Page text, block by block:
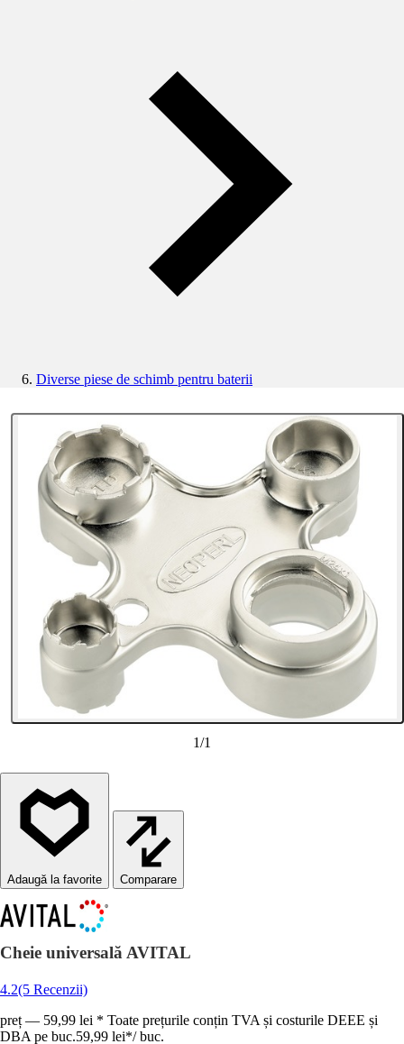
Diverse piese de schimb pentru baterii
1/1
Comparare
Cheie universală AVITAL
4.2(5 Recenzii)
preț — 59,99 lei * Toate prețurile conțin TVA și costurile DEEE și
DBA pe buc.59,99 lei*/ buc.